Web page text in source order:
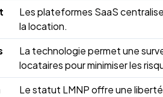
Les plateformes SaaS
la location.
La technologie permet une
locataires pour minimiser les
Le statut LMNP offre une